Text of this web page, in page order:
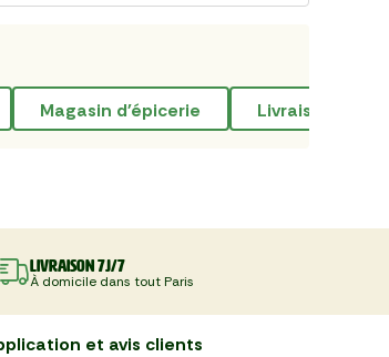
magasin d'épicerie livraison de
Livraison 7J/7
À domicile dans tout Paris
et avis clients